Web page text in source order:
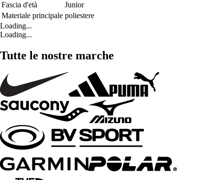
Fascia d'età
Junior
Materiale principale poliestere
Loading...
Loading...
Tutte le nostre marche